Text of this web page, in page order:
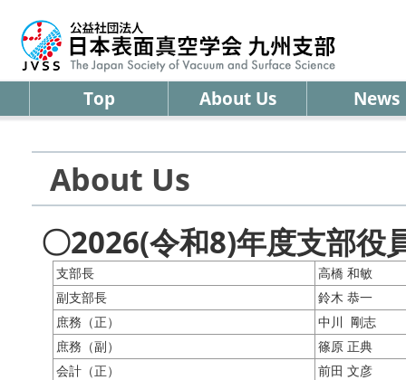
Top About Us News
About Us
〇2026(令和8)年度支部役
支部長
高橋 和敏
副支部長
鈴木 恭一
庶務（正）
中川 剛志
庶務（副）
篠原 正典
会計（正）
前田 文彦